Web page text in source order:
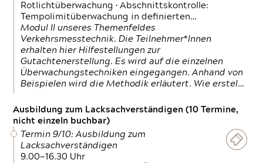
Rotlichtüberwachung • Abschnittskontrolle:
Tempolimitüberwachung in definierten…
Modul II unseres Themenfeldes
Verkehrsmesstechnik. Die Teilnehmer*Innen
erhalten hier Hilfestellungen zur
Gutachtenerstellung. Es wird auf die einzelnen
Überwachungstechniken eingegangen. Anhand von
Beispielen wird die Methodik erläutert. Wie erstel…
Ausbildung zum Lacksachverständigen (10 Termine,
nicht einzeln buchbar)
Termin 9/10: Ausbildung zum
Lacksachverständigen
9.00—16.30 Uhr